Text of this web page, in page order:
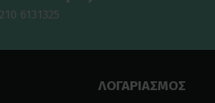
210 6131325
ΛΟΓΑΡΙΑΣΜΟΣ